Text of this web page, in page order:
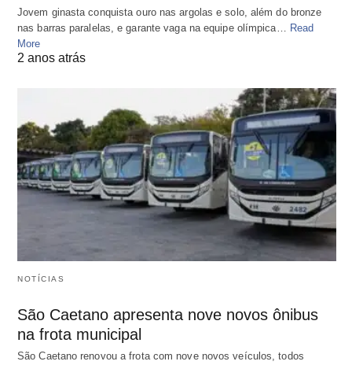
Jovem ginasta conquista ouro nas argolas e solo, além do bronze
nas barras paralelas, e garante vaga na equipe olímpica… Read
More
2 anos atrás
NOTÍCIAS
São Caetano apresenta nove novos ônibus
na frota municipal
São Caetano renovou a frota com nove novos veículos, todos